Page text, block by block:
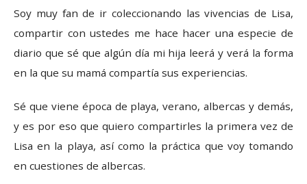
Soy muy fan de ir coleccionando las vivencias de Lisa,
compartir con ustedes me hace hacer una especie de
diario que sé que algún día mi hija leerá y verá la forma
en la que su mamá compartía sus experiencias.
Sé que viene época de playa, verano, albercas y demás,
y es por eso que quiero compartirles la primera vez de
Lisa en la playa, así como la práctica que voy tomando
en cuestiones de albercas.